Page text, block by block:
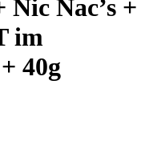
Nac’s +
im
40g